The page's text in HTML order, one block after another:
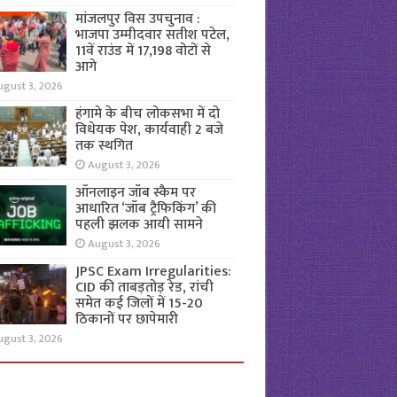
मांजलपुर विस उपचुनाव :
भाजपा उम्मीदवार सतीश पटेल,
11वें राउंड में 17,198 वोटों से
आगे
3, 2026
हंगामे के बीच लोकसभा में दो
विधेयक पेश, कार्यवाही 2 बजे
तक स्थगित
August 3, 2026
ऑनलाइन जॉब स्कैम पर
आधारित ‘जॉब ट्रैफिकिंग’ की
पहली झलक आयी सामने
August 3, 2026
JPSC Exam Irregularities:
CID की ताबड़तोड़ रेड, रांची
समेत कई जिलों में 15-20
ठिकानों पर छापेमारी
3, 2026